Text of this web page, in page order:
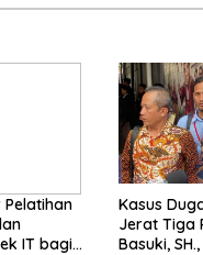
Pelatihan
IT bagi
Kasus
Jerat Tiga
Basuki, SH.,